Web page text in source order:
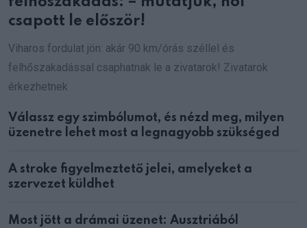
csapott le először!
Viharos fordulat jön: akár 90 km/órás széllel és
felhőszakadással csaphatnak le a zivatarok! Zivatarok
érkezhetnek
Válassz egy szimbólumot, és nézd meg, milyen
üzenetre lehet most a legnagyobb szükséged
A stroke figyelmeztető jelei, amelyeket a
szervezet küldhet
Most jött a drámai üzenet: Ausztriából